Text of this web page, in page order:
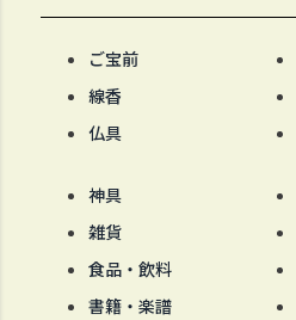
ご宝前
線香
仏具
神具
雑貨
食品・飲料
書籍・楽譜